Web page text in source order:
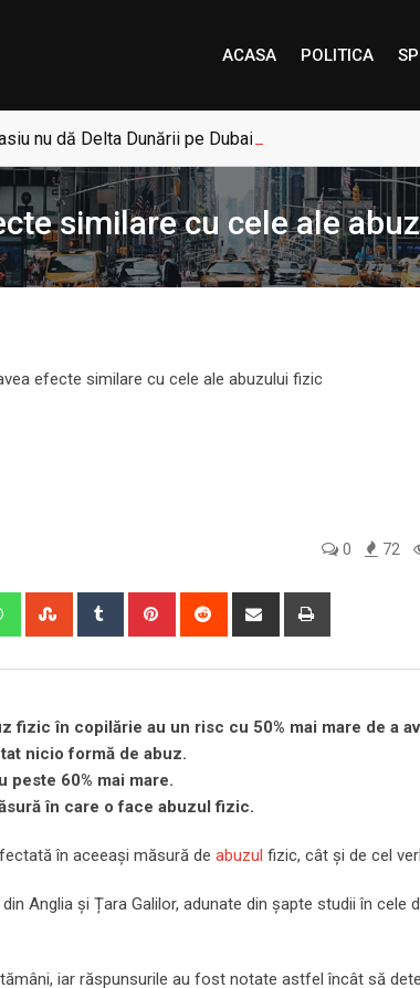
ACASA POLITICA
nu dă Delta Dunării pe Dubai: „Uneori, Paradisul
similare cu cele ale
0 72
WhatsappStumbleUpon
Tumblr Pinterest Reddit
Share
fizic în copilărie au un risc cu 50% mai mare de a
nicio formă de abuz.
peste 60% mai mare.
în care o face abuzul fizic.
în aceeași măsură de abuzul fizic, cât și de cel
Anglia și Țara Galilor, adunate din șapte studii în cele
iar răspunsurile au fost notate astfel încât să